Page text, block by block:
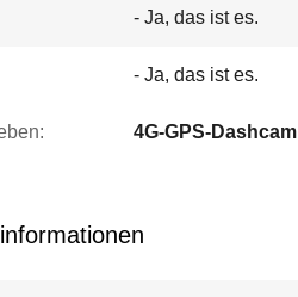
- Ja, das ist es.
- Ja, das ist es.
4G-GPS-Dashcam